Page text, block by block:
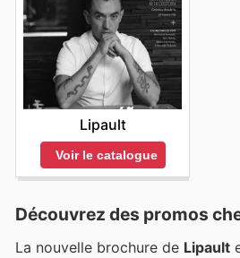
Lipault
Voir le catalogue
Découvrez des promos
La nouvelle brochure de Lipault